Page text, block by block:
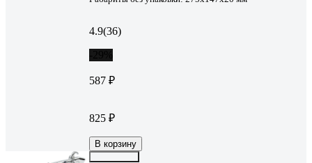
4.9(36)
587 ₽
825 ₽
В корзину